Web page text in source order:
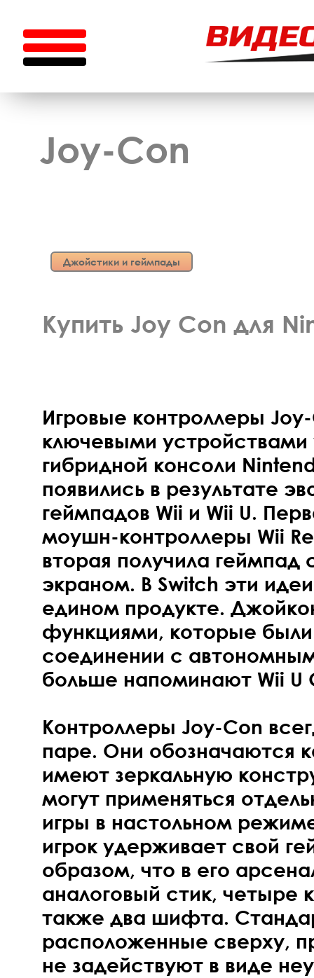
Joy-Con
Джойстики и геймпады
Купить Joy Con для
Игровые контроллеры
ключевыми устройствами
гибридной консоли
появились в результате
геймпадов Wii и Wii U.
моушн-контроллеры Wii
вторая получила
экраном. В Switch эти
едином продукте.
функциями, которые были
соединении с
больше напоминают Wii U
Контроллеры Joy-Con
паре. Они обозначаются
имеют зеркальную
могут применяться
игры в настольном
игрок удерживает свой
образом, что в его
аналоговый стик, четыре
также два шифта.
расположенные сверху,
не задействуют в виде